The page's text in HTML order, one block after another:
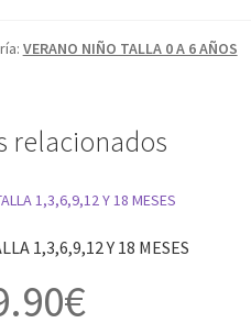
VERANO NIÑO TALLA 0 A 6 AÑOS
relacionados
1,3,6,9,12 Y 18 MESES
€